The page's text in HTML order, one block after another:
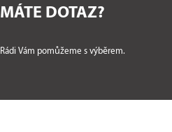
MÁTE DOTAZ?
Rádi Vám pomůžeme s výběrem.